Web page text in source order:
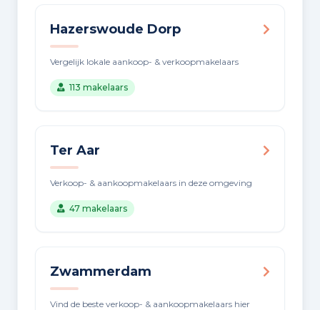
Hazerswoude Dorp
Vergelijk lokale aankoop- & verkoopmakelaars
113 makelaars
Ter Aar
Verkoop- & aankoopmakelaars in deze omgeving
47 makelaars
Zwammerdam
Vind de beste verkoop- & aankoopmakelaars hier